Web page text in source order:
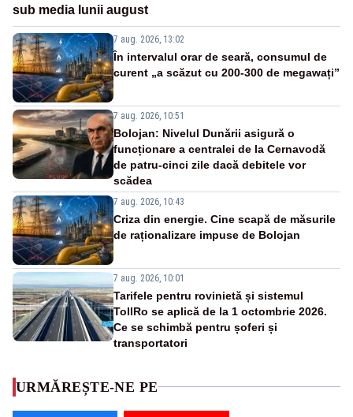
sub media lunii august
7 aug. 2026, 13:02
În intervalul orar de seară, consumul de
curent „a scăzut cu 200-300 de megawați”
7 aug. 2026, 10:51
Bolojan: Nivelul Dunării asigură o
funcționare a centralei de la Cernavodă
de patru-cinci zile dacă debitele vor
scădea
7 aug. 2026, 10:43
Criza din energie. Cine scapă de măsurile
de raționalizare impuse de Bolojan
7 aug. 2026, 10:01
Tarifele pentru rovinietă și sistemul
TollRo se aplică de la 1 octombrie 2026.
Ce se schimbă pentru șoferi și
transportatori
URMĂREȘTE-NE PE